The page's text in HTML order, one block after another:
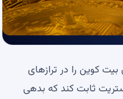
کوین را در ترازهای
ثابت کند که بدهی